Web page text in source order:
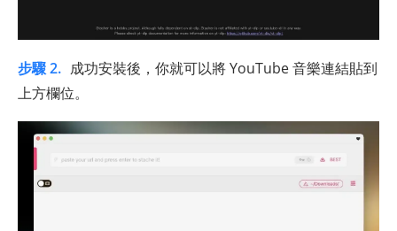
步驟 2. 成功安裝後，你就可以將 YouTube 音樂連結貼到
上方欄位。